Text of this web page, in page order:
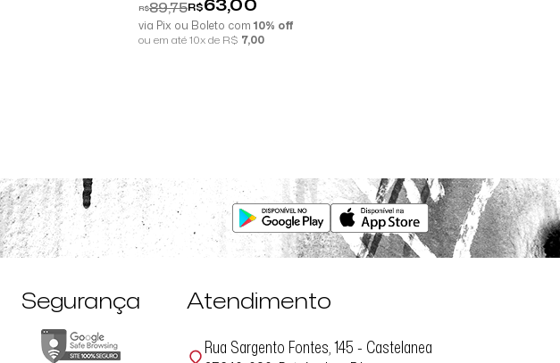
R$89,75R$
via Pix ou Boleto com10% off
ou em até 10x de R$ 7,00
Segurança Atendimento
Rua Sargento Fontes, 145 - Castelanea